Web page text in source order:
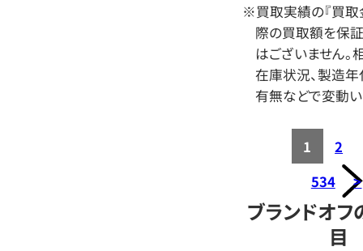
※買取実績の『買取
際の買取額を保
はございません。
在庫状況、製造年
有無などで変動い
1
2
534
>
ブランドオ
目